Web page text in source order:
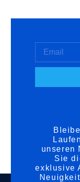
unseren
Sie
exklusive